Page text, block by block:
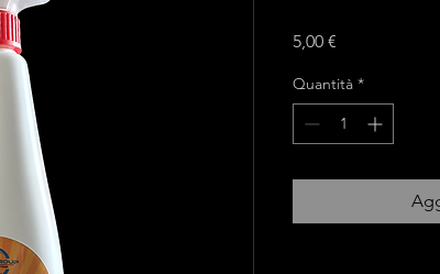
5,00 €
Quantità *